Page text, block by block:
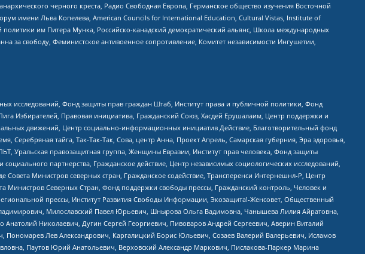
черного креста, Радио Свободная Европа, Германское общество изучения Восточной
имени Льва Копелева, American Councils for International Education, Cultural Vistas, Institute of
им Питера Мунка, Российско-канадский демократический альянс, Школа международных
свободу, Феминистское антивоенное сопротивление, Комитет независимости Ингушетии,
исследований, Фонд защиты прав граждан Штаб, Институт права и публичной политики, Фонд
Избирателей, Правовая инициатива, Гражданский Союз, Хасдей Ерушалаим, Центр поддержки и
движений, Центр социально-информационных инициатив Действие, Благотворительный фонд
тайга, Так-Так-Так, Сова, центр Анна, Проект Апрель, Самарская губерния, Эра здоровья,
Уральская правозащитная группа, Женщины Евразии, Институт прав человека, Фонд защиты
партнерства, Гражданское действие, Центр независимых социологических исследований,
Министров северных стран, Гражданское содействие, Трансперенси Интернешнл-Р, Центр
Министров Северных Стран, Фонд поддержки свободы прессы, Гражданский контроль, Человек и
прессы, Институт Развития Свободы Информации, Экозащита!-Женсовет, Общественный
Милославский Павел Юрьевич, Шнырова Ольга Вадимовна, Чанышева Лилия Айратовна,
Николаевич, Дугин Сергей Георгиевич, Пивоваров Андрей Сергеевич, Аверин Виталий
Лев Александрович, Каргалицкий Борис Юльевич, Созаев Валерий Валерьевич, Исламов
Паутов Юрий Анатольевич, Верховский Александр Маркович, Пислакова-Паркер Марина